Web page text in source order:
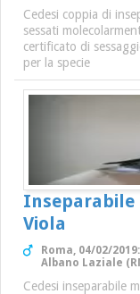
Cedesi coppia di
sessati
certificato di
per la specie
Inseparabile
Viola
Roma, 04/02/
Albano Laziale
Cedesi inseparabile